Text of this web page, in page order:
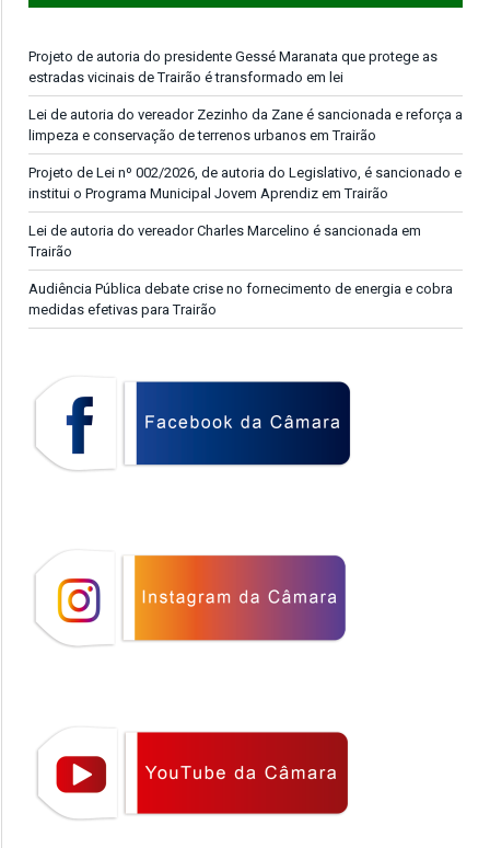
Projeto de autoria do presidente Gessé Maranata que protege as
estradas vicinais de Trairão é transformado em lei
Lei de autoria do vereador Zezinho da Zane é sancionada e reforça a
limpeza e conservação de terrenos urbanos em Trairão
Projeto de Lei nº 002/2026, de autoria do Legislativo, é sancionado e
institui o Programa Municipal Jovem Aprendiz em Trairão
Lei de autoria do vereador Charles Marcelino é sancionada em
Trairão
Audiência Pública debate crise no fornecimento de energia e cobra
medidas efetivas para Trairão